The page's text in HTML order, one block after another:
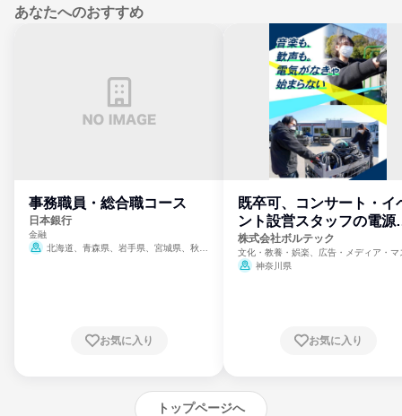
あなたへのおすすめ
事務職員・総合職コース
日本銀行
金融
北海道、青森県、岩手県、宮城県、秋田
崎県、熊本県、大分県、宮崎県、鹿児島県、
お気に入り
既卒可、コンサート・イ
ント設営スタッフの電源
門
株式会社ボルテック
文化・教養・娯楽、広告・メディア・マ
ミ、電力・ガス・水道・エネルギー
神奈川県
お気に入り
トップページへ